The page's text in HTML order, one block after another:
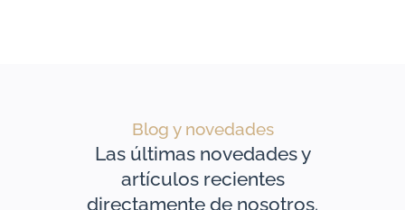
Blog y novedades
Las últimas novedades y
artículos recientes
directamente de nosotros.